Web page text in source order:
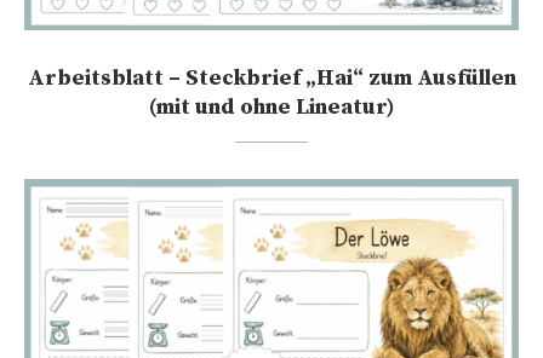
Arbeitsblatt – Steckbrief „Hai“ zum Ausfüllen
(mit und ohne Lineatur)